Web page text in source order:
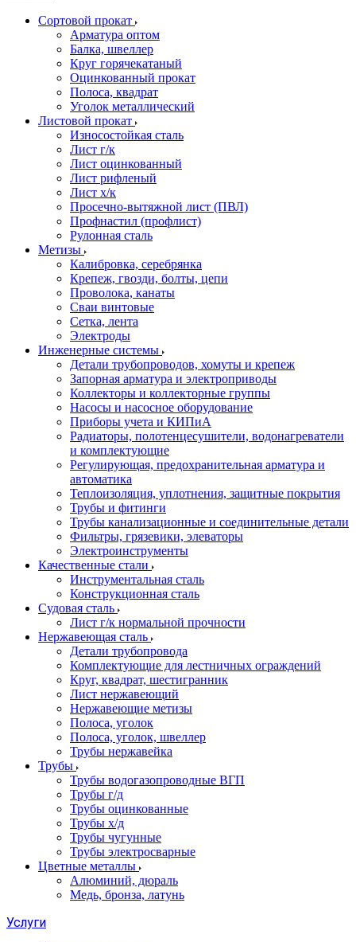
Сортовой прокат
Арматура оптом
Балка, швеллер
Круг горячекатаный
Оцинкованный прокат
Полоса, квадрат
Уголок металлический
Листовой прокат
Износостойкая сталь
Лист г/к
Лист оцинкованный
Лист рифленый
Лист х/к
Просечно-вытяжной лист (ПВЛ)
Профнастил (профлист)
Рулонная сталь
Метизы
Калибровка, серебрянка
Крепеж, гвозди, болты, цепи
Проволока, канаты
Сваи винтовые
Сетка, лента
Электроды
Инженерные системы
Детали трубопроводов, хомуты и крепеж
Запорная арматура и электроприводы
Коллекторы и коллекторные группы
Насосы и насосное оборудование
Приборы учета и КИПиА
Радиаторы, полотенцесушители, водонагреватели
и комплектующие
Регулирующая, предохранительная арматура и
автоматика
Теплоизоляция, уплотнения, защитные покрытия
Трубы и фитинги
Трубы канализационные и соединительные детали
Фильтры, грязевики, элеваторы
Электроинструменты
Качественные стали
Инструментальная сталь
Конструкционная сталь
Судовая сталь
Лист г/к нормальной прочности
Нержавеющая сталь
Детали трубопровода
Комплектующие для лестничных ограждений
Круг, квадрат, шестигранник
Лист нержавеющий
Нержавеющие метизы
Полоса, уголок
Полоса, уголок, швеллер
Трубы нержавейка
Трубы
Трубы водогазопроводные ВГП
Трубы г/д
Трубы оцинкованные
Трубы х/д
Трубы чугунные
Трубы электросварные
Цветные металлы
Алюминий, дюраль
Медь, бронза, латунь
Услуги